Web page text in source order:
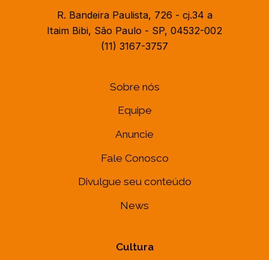
R. Bandeira Paulista, 726 - cj.34 a
Itaim Bibi, São Paulo - SP, 04532-002
(11) 3167-3757
Sobre nós
Equipe
Anuncie
Fale Conosco
Divulgue seu conteúdo
News
Cultura